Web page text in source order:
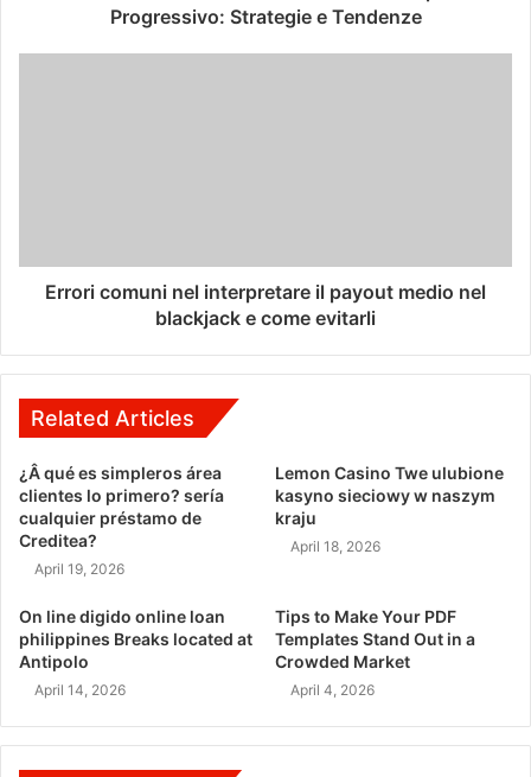
Progressivo: Strategie e Tendenze
Errori comuni nel interpretare il payout medio nel
blackjack e come evitarli
Related Articles
¿Â qué es simpleros área
clientes lo primero? serí­a
cualquier préstamo de
Creditea?
April 19, 2026
Lemon Casino Twe ulubione
kasyno sieciowy w naszym
kraju
April 18, 2026
On line digido online loan
philippines Breaks located at
Antipolo
April 14, 2026
Tips to Make Your PDF
Templates Stand Out in a
Crowded Market
April 4, 2026